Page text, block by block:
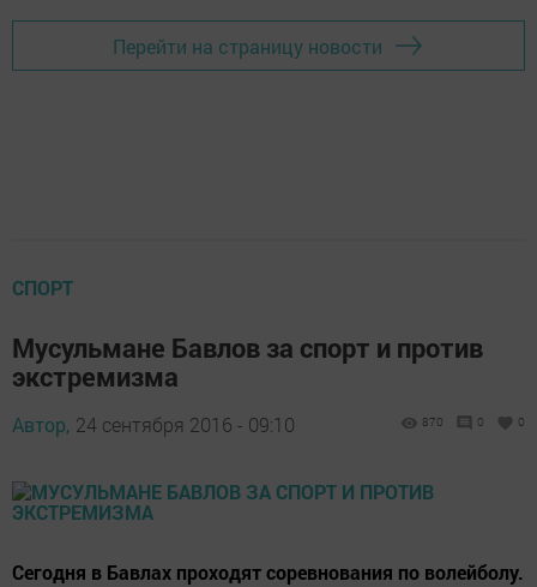
Перейти на страницу новости
СПОРТ
Мусульмане Бавлов за спорт и против
экстремизма
Автор, 24 сентября 2016 - 09:10 870 0 0
Сегодня в Бавлах проходят соревнования по волейболу.